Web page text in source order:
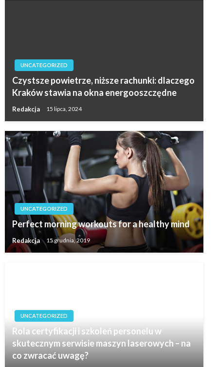
UNCATEGORIZED
Czystsze powietrze, niższe rachunki: dlaczego
Kraków stawia na okna energooszczędne
Redakcja 15 lipca, 2024
UNCATEGORIZED
Perfect morning workouts for a healthy mind
Redakcja 15 grudnia, 2019
UNCATEGORIZED
Rola certyfikacji i szkoleń personelu w
skutecznym serwisie maszyn laserowych – na
co zwracać uwagę?